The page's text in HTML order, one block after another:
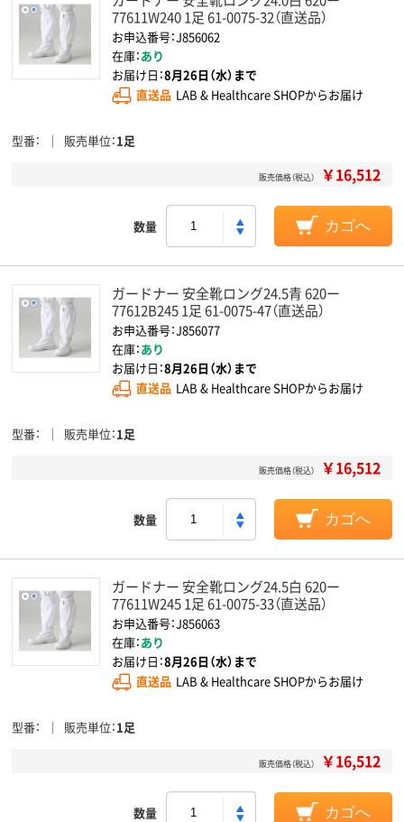
77611W240 1足 61-0075-32（直送品）
お申込番号：J856062
在庫：あり
お届け日：8月26日（水）まで
直送品 LAB & Healthcare SHOPからお届け
型番 販売単位 1足
販売価格（税込） ￥16,512
数量 カゴへ
ガードナー 安全靴ロング24.5青 620ー
77612B245 1足 61-0075-47（直送品）
お申込番号：J856077
在庫：あり
お届け日：8月26日（水）まで
直送品 LAB & Healthcare SHOPからお届け
型番 販売単位 1足
販売価格（税込） ￥16,512
数量 カゴへ
ガードナー 安全靴ロング24.5白 620ー
77611W245 1足 61-0075-33（直送品）
お申込番号：J856063
在庫：あり
お届け日：8月26日（水）まで
直送品 LAB & Healthcare SHOPからお届け
型番 販売単位 1足
販売価格（税込） ￥16,512
数量 カゴへ